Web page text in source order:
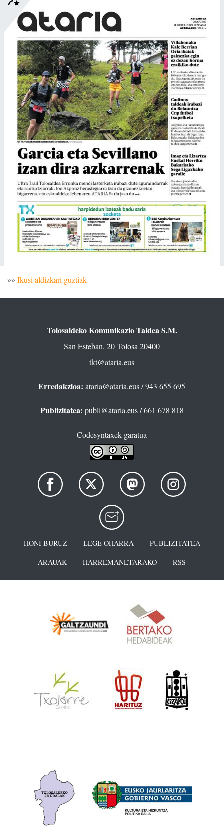
»» Ikusi aldizkari guztiak
Tolosaldeko Komunikazio Taldea S.M.
San Esteban, 20 Tolosa 20400
tkt@ataria.eus
Erredakzioa: ataria@ataria.eus/ 943 655 695
Publizitatea: publi@ataria.eus/ 661 678 818
Codesyntaxek garatua
HONI BURUZ LEGE OHARRA
PUBLIZITATEA
ARAUAK
HARREMANETARAKO RSS